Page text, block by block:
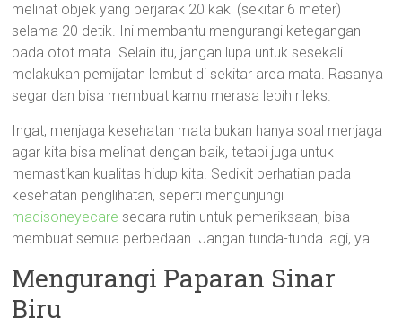
melihat objek yang berjarak 20 kaki (sekitar 6 meter)
selama 20 detik. Ini membantu mengurangi ketegangan
pada otot mata. Selain itu, jangan lupa untuk sesekali
melakukan pemijatan lembut di sekitar area mata. Rasanya
segar dan bisa membuat kamu merasa lebih rileks.
Ingat, menjaga kesehatan mata bukan hanya soal menjaga
agar kita bisa melihat dengan baik, tetapi juga untuk
memastikan kualitas hidup kita. Sedikit perhatian pada
kesehatan penglihatan, seperti mengunjungi
madisoneyecare secara rutin untuk pemeriksaan, bisa
membuat semua perbedaan. Jangan tunda-tunda lagi, ya!
Mengurangi Paparan Sinar
Biru